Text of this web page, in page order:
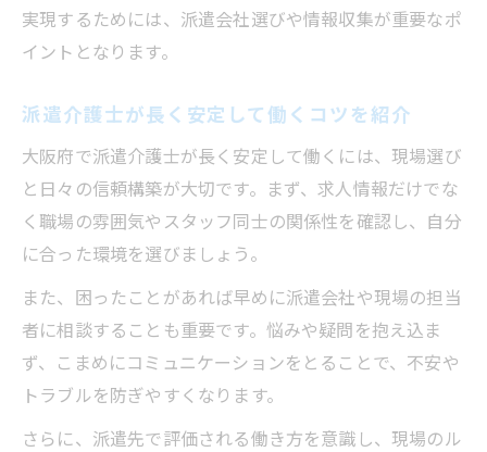
実現するためには、派遣会社選びや情報収集が重要なポ
イントとなります。
派遣介護士が長く安定して働くコツを紹介
大阪府で派遣介護士が長く安定して働くには、現場選び
と日々の信頼構築が大切です。まず、求人情報だけでな
く職場の雰囲気やスタッフ同士の関係性を確認し、自分
に合った環境を選びましょう。
また、困ったことがあれば早めに派遣会社や現場の担当
者に相談することも重要です。悩みや疑問を抱え込ま
ず、こまめにコミュニケーションをとることで、不安や
トラブルを防ぎやすくなります。
さらに、派遣先で評価される働き方を意識し、現場のル